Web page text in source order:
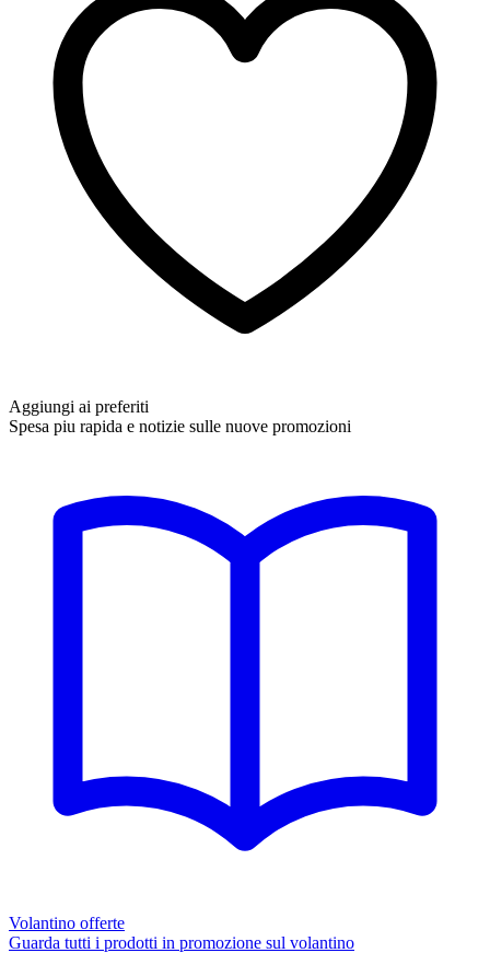
Aggiungi ai preferiti
Spesa piu rapida e notizie sulle nuove promozioni
Volantino offerte
Guarda tutti i prodotti in promozione sul volantino